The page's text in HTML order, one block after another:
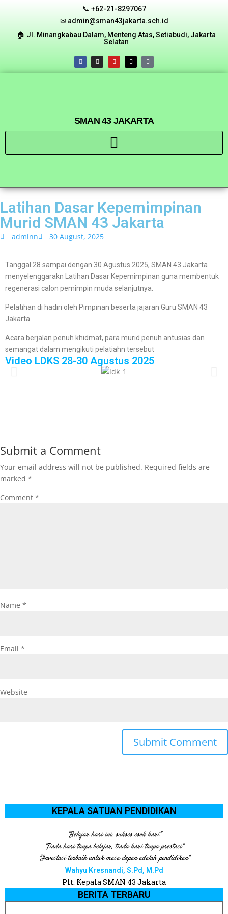
📞 +62-21-8297067
✉ admin@sman43jakarta.sch.id
🏠︎ Jl. Minangkabau Dalam, Menteng Atas, Setiabudi, Jakarta
Selatan
SMAN 43 JAKARTA
Latihan Dasar Kepemimpinan
Murid SMAN 43 Jakarta
adminn 30 August, 2025
Tanggal 28 sampai dengan 30 Agustus 2025, SMAN 43 Jakarta
menyelenggarakn Latihan Dasar Kepemimpinan guna membentuk
regenerasi calon pemimpin muda selanjutnya.
Pelatihan di hadiri oleh Pimpinan beserta jajaran Guru SMAN 43
Jakarta.
Acara berjalan penuh khidmat, para murid penuh antusias dan
semangat dalam mengikuti pelatiahn tersebut
Video LDKS 28-30 Agustus 2025
Submit a Comment
Your email address will not be published. Required fields are
marked *
Comment *
Name *
Email *
Website
KEPALA SATUAN PENDIDIKAN
"Belajar hari ini, sukses esok hari"
"Tiada hari tanpa belajar, tiada hari tanpa prestasi"
"Investasi terbaik untuk masa depan adalah pendidikan"
Wahyu Kresnandi, S.Pd, M.Pd
Plt. Kepala SMAN 43 Jakarta
BERITA TERBARU